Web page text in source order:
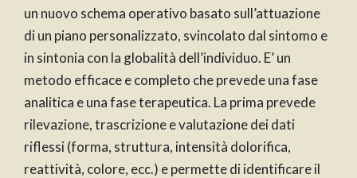
un nuovo schema operativo basato sull’attuazione
di un piano personalizzato, svincolato dal sintomo e
in sintonia con la globalità dell’individuo. E’ un
metodo efficace e completo che prevede una fase
analitica e una fase terapeutica. La prima prevede
rilevazione, trascrizione e valutazione dei dati
riflessi (forma, struttura, intensità dolorifica,
reattività, colore, ecc.) e permette di identificare il